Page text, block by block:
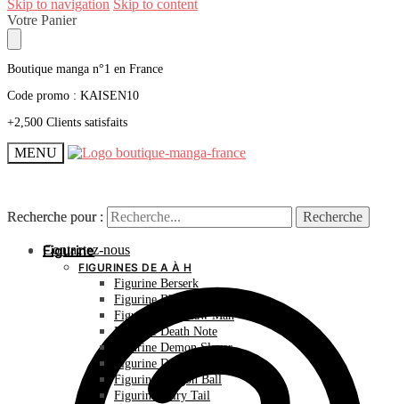
Skip to navigation Skip to content
Votre Panier
Boutique manga n°1 en France
Code promo : KAISEN10
+2,500 Clients satisfaits
MENU
Recherche pour : Recherche
Contactez-nous
Recherche pour : Recherche
Figurine
FIGURINES DE A À H
Figurine Berserk
Figurine Bleach
Figurine Chainsaw Man
Figurine Death Note
Figurine Demon Slayer
Figurine Dr Stone
Figurine Dragon Ball
Figurine Fairy Tail